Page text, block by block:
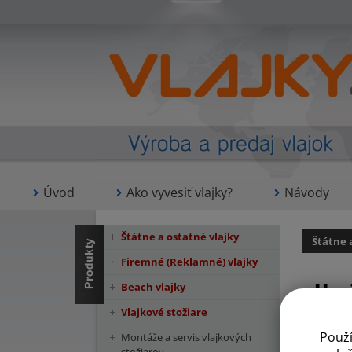
Úvod Ako vyvesiť vlajky? Návody
Štátne
Štátne a ostatné vlajky
Firemné (Reklamné) vlajky
Beach vlajky
Vlajkové stožiare
Montáže a servis vlajkových